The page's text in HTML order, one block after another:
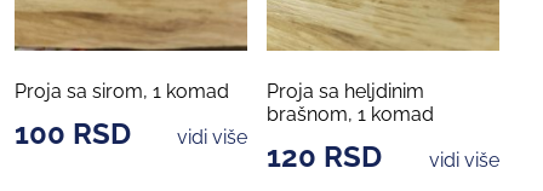
Proja sa sirom, 1 komad
100 RSD vidi više
Proja sa heljdinim
brašnom, 1 komad
120 RSD vidi više